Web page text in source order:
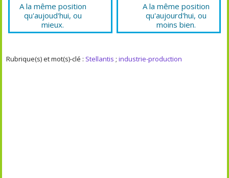
A la même position
qu'aujoud'hui, ou
mieux.
A la même position
qu'aujourd'hui, ou
moins bien.
Rubrique(s) et mot(s)-clé : Stellantis ;industrie-production